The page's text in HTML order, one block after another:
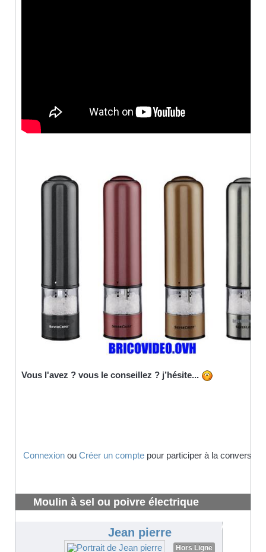
Vous l'avez ? vous le conseillez ? j’hésite...
Connexion ou Créer un compte pour participer à la
Moulin à sel ou poivre électrique
#2423
Jean pierre
Hors Ligne